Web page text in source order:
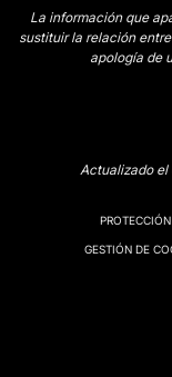
La información que
sustituir la relación
apología de
Actualizado
GESTIÓN DE